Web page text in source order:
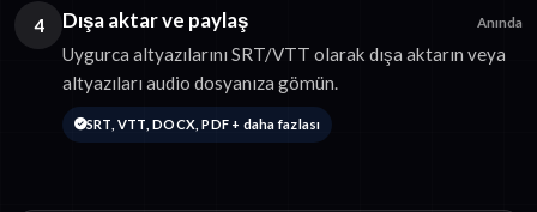
4 Dışa aktar ve paylaş Anında
Uygurca altyazılarını SRT/VTT olarak dışa aktarın veya
altyazıları audio dosyanıza gömün.
SRT, VTT, DOCX, PDF + daha fazlası